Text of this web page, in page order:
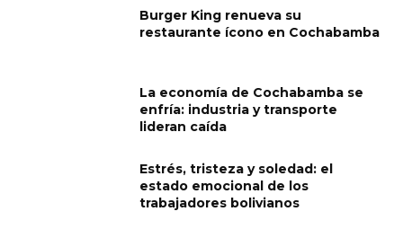
Burger King renueva su
restaurante ícono en Cochabamba
La economía de Cochabamba se
enfría: industria y transporte
lideran caída
Estrés, tristeza y soledad: el
estado emocional de los
trabajadores bolivianos